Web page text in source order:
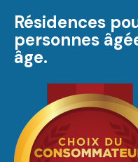
Résidences
personnes
âge.